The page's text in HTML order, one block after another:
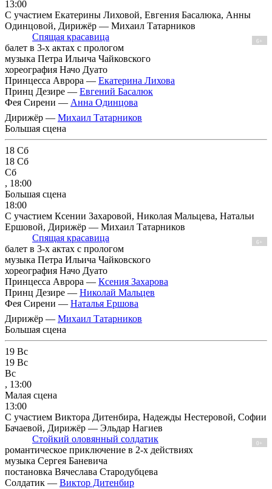
13:00
С участием Екатерины Лиховой, Евгения Басалюка, Анны
Одинцовой, Дирижёр — Михаил Татарников
Спящая красавица
6+
балет в 3-х актах с прологом
музыка Петра Ильича Чайковского
хореография Начо Дуато
Принцесса Аврора — Екатерина Лихова
Принц Дезире — Евгений Басалюк
Фея Сирени — Анна Одинцова
Дирижёр — Михаил Татарников
Большая сцена
18 Сб
18 Сб
Сб
, 18:00
Большая сцена
18:00
С участием Ксении Захаровой, Николая Мальцева, Натальи
Ершовой, Дирижёр — Михаил Татарников
Спящая красавица
6+
балет в 3-х актах с прологом
музыка Петра Ильича Чайковского
хореография Начо Дуато
Принцесса Аврора — Ксения Захарова
Принц Дезире — Николай Мальцев
Фея Сирени — Наталья Ершова
Дирижёр — Михаил Татарников
Большая сцена
19 Вс
19 Вс
Вс
, 13:00
Малая сцена
13:00
С участием Виктора Дитенбира, Надежды Нестеровой, Софии
Бачаевой, Дирижёр — Эльдар Нагиев
Стойкий оловянный солдатик
0+
романтическое приключение в 2-х действиях
музыка Сергея Баневича
постановка Вячеслава Стародубцева
Солдатик — Виктор Дитенбир